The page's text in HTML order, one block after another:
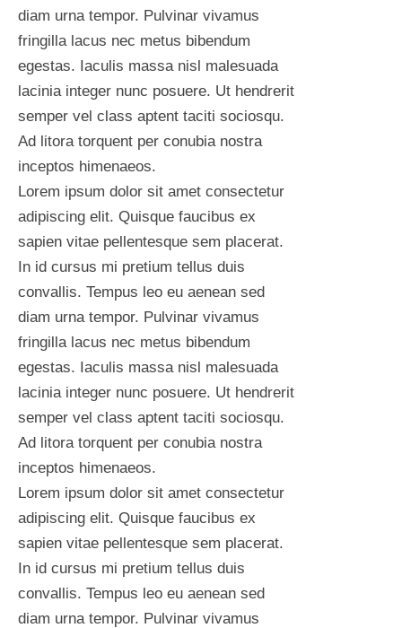
diam urna tempor. Pulvinar vivamus
fringilla lacus nec metus bibendum
egestas. Iaculis massa nisl malesuada
lacinia integer nunc posuere. Ut hendrerit
semper vel class aptent taciti sociosqu.
Ad litora torquent per conubia nostra
inceptos himenaeos.
Lorem ipsum dolor sit amet consectetur
adipiscing elit. Quisque faucibus ex
sapien vitae pellentesque sem placerat.
In id cursus mi pretium tellus duis
convallis. Tempus leo eu aenean sed
diam urna tempor. Pulvinar vivamus
fringilla lacus nec metus bibendum
egestas. Iaculis massa nisl malesuada
lacinia integer nunc posuere. Ut hendrerit
semper vel class aptent taciti sociosqu.
Ad litora torquent per conubia nostra
inceptos himenaeos.
Lorem ipsum dolor sit amet consectetur
adipiscing elit. Quisque faucibus ex
sapien vitae pellentesque sem placerat.
In id cursus mi pretium tellus duis
convallis. Tempus leo eu aenean sed
diam urna tempor. Pulvinar vivamus